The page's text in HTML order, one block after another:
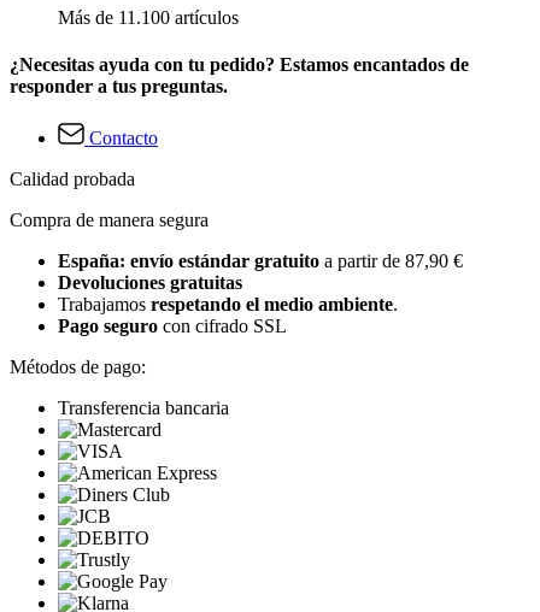
Más de 11.100 artículos
¿Necesitas ayuda con tu pedido? Estamos encantados de
responder a tus preguntas.
Contacto
Calidad probada
Compra de manera segura
España: envío estándar gratuito a partir de 87,90 €
Devoluciones gratuitas
Trabajamos respetando el medio ambiente.
Pago seguro con cifrado SSL
Métodos de pago:
Transferencia bancaria